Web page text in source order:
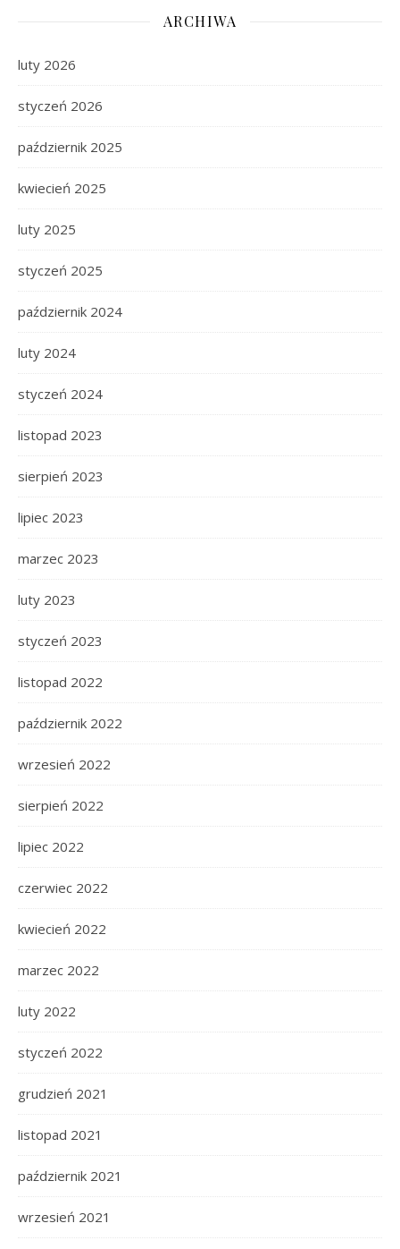
ARCHIWA
luty 2026
styczeń 2026
październik 2025
kwiecień 2025
luty 2025
styczeń 2025
październik 2024
luty 2024
styczeń 2024
listopad 2023
sierpień 2023
lipiec 2023
marzec 2023
luty 2023
styczeń 2023
listopad 2022
październik 2022
wrzesień 2022
sierpień 2022
lipiec 2022
czerwiec 2022
kwiecień 2022
marzec 2022
luty 2022
styczeń 2022
grudzień 2021
listopad 2021
październik 2021
wrzesień 2021